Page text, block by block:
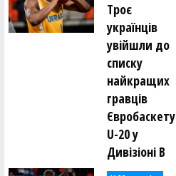
Троє
українців
увійшли до
списку
найкращих
гравців
Євробаскету
U-20 у
Дивізіоні В